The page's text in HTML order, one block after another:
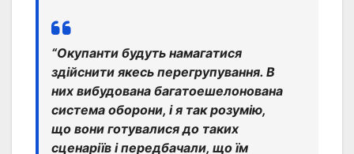
“Окупанти будуть намагатися
здійснити якесь перегрупування. В
них вибудована багатоешелонована
система оборони, і я так розумію,
що вони готувалися до таких
сценаріїв і передбачали, що їм